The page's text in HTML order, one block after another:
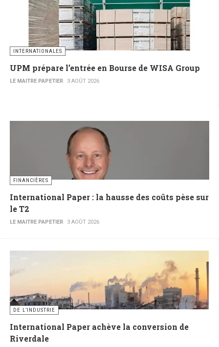
INTERNATIONALES
UPM prépare l’entrée en Bourse de WISA Group
LE MAITRE PAPETIER 3 AOÛT 2026
FINANCIÈRES
International Paper : la hausse des coûts pèse sur
le T2
LE MAITRE PAPETIER 3 AOÛT 2026
DE L’INDUSTRIE
International Paper achève la conversion de
Riverdale